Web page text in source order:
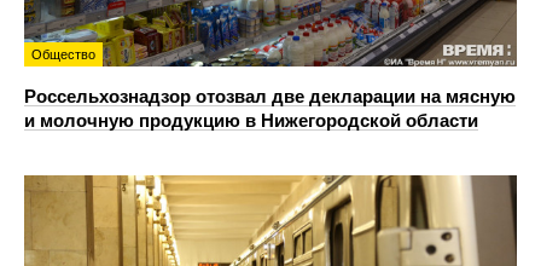
Общество
Россельхознадзор отозвал две декларации на мясную
и молочную продукцию в Нижегородской области